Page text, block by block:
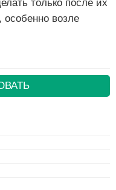
только после их
возле